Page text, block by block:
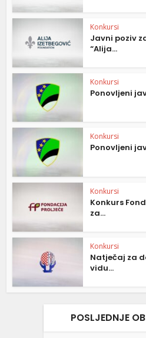
Konkursi
Javni poziv
“Alija...
Konkursi
Ponovljeni
Konkursi
Ponovljeni
Konkursi
Konkurs
za...
Konkursi
Natječaj za
vidu...
POSLJEDNJE